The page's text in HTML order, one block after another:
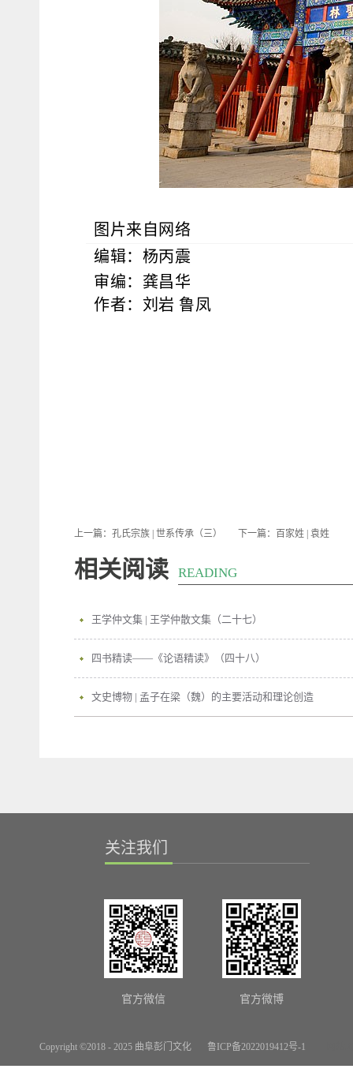
图片来自网络
编辑：杨丙震
审编：龚昌华
作者：刘岩 鲁凤
上一篇： 孔氏宗族 | 世系传承（三） 下一篇： 百家姓 | 袁姓
相关阅读 READING
王学仲文集 | 王学仲散文集（二十七）
四书精读——《论语精读》（四十八）
文史博物 | 孟子在梁（魏）的主要活动和理论创造
Copyright ©2018 - 2025 曲阜彭门文化 鲁ICP备2022019412号-1
关注我们
官方微信 官方微博